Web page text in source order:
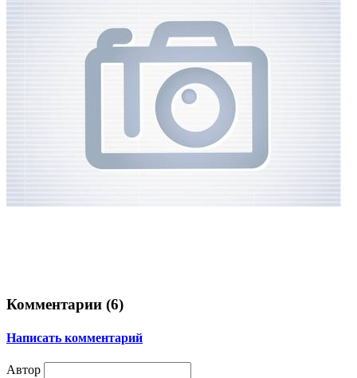
Комментарии (6)
Написать комментарий
Автор